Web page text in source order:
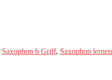
Saxophon b Griff, Saxophon lernen